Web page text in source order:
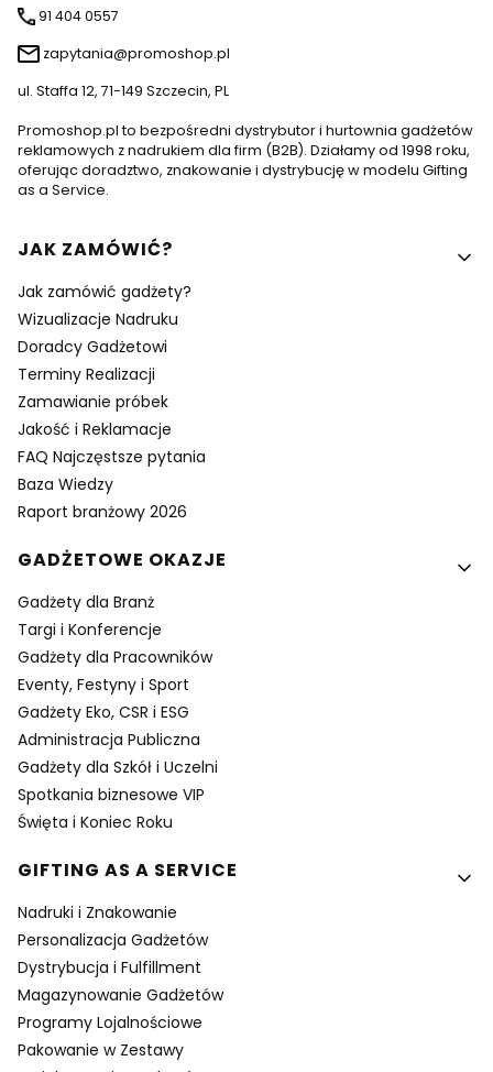
91 404 0557
zapytania@promoshop.pl
ul. Staffa 12, 71-149 Szczecin, PL
Promoshop.pl to bezpośredni dystrybutor i hurtownia gadżetów
reklamowych z nadrukiem dla firm (B2B). Działamy od 1998 roku,
oferując doradztwo, znakowanie i dystrybucję w modelu Gifting
as a Service.
Linki w stopce
JAK ZAMÓWIĆ?
Jak zamówić gadżety?
Wizualizacje Nadruku
Doradcy Gadżetowi
Terminy Realizacji
Zamawianie próbek
Jakość i Reklamacje
FAQ Najczęstsze pytania
Baza Wiedzy
Raport branżowy 2026
GADŻETOWE OKAZJE
Gadżety dla Branż
Targi i Konferencje
Gadżety dla Pracowników
Eventy, Festyny i Sport
Gadżety Eko, CSR i ESG
Administracja Publiczna
Gadżety dla Szkół i Uczelni
Spotkania biznesowe VIP
Święta i Koniec Roku
GIFTING AS A SERVICE
Nadruki i Znakowanie
Personalizacja Gadżetów
Dystrybucja i Fulfillment
Magazynowanie Gadżetów
Programy Lojalnościowe
Pakowanie w Zestawy